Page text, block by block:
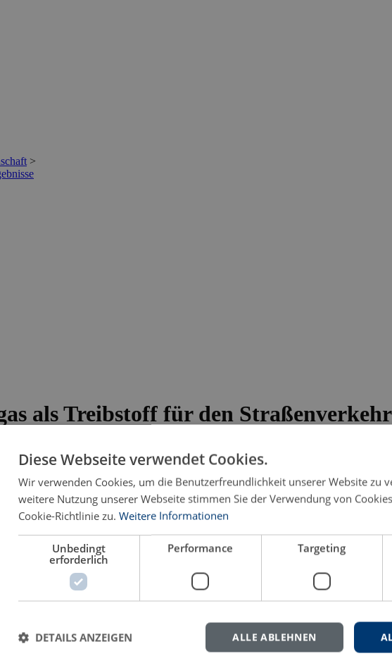
>
als Treibstoff für den
swb AG
schließen
Diese Webseite verwendet Cookies.
Wir verwenden Cookies, um die Benutzerfreundlichkeit unserer Website zu
weitere Nutzung unserer Webseite stimmen Sie der Verwendung von
Cookie-Richtlinie zu. Weitere Informationen
Unbedingt
erforderlich
Performance Targeting
ALLE ABLEHNEN
DETAILS ANZEIGEN